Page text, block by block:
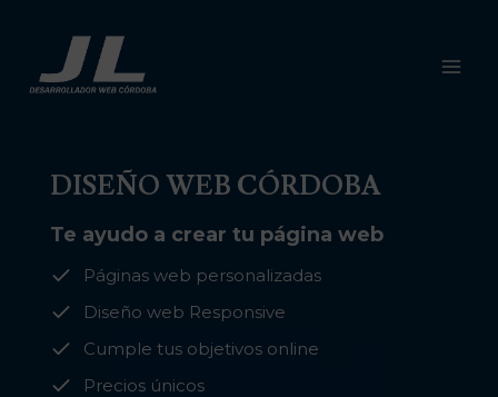
contenido
DISEÑO WEB CÓRDOBA
Te ayudo a crear tu página web
Páginas web personalizadas
Diseño web Responsive
Cumple tus objetivos online
Precios únicos